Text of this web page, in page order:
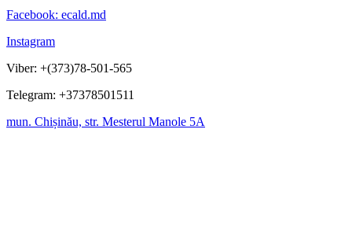
Facebook: ecald.md
Instagram
Viber: +(373)78-501-565
Telegram: +37378501511
mun. Chișinău, str. Mesterul Manole 5A